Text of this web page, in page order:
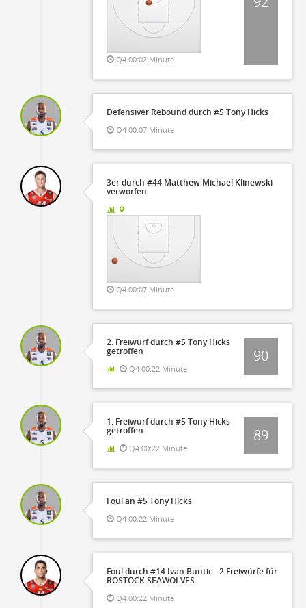
Q4 00:02 Minute
Defensiver Rebound durch #5 Tony Hicks
Q4 00:07 Minute
3er durch #44 Matthew Michael Klinewski
verworfen
Q4 00:07 Minute
2. Freiwurf durch #5 Tony Hicks
getroffen
Q4 00:22 Minute
90
1. Freiwurf durch #5 Tony Hicks
getroffen
Q4 00:22 Minute
89
Foul an #5 Tony Hicks
Q4 00:22 Minute
Foul durch #14 Ivan Buntic - 2 Freiwürfe für
ROSTOCK SEAWOLVES
Q4 00:22 Minute